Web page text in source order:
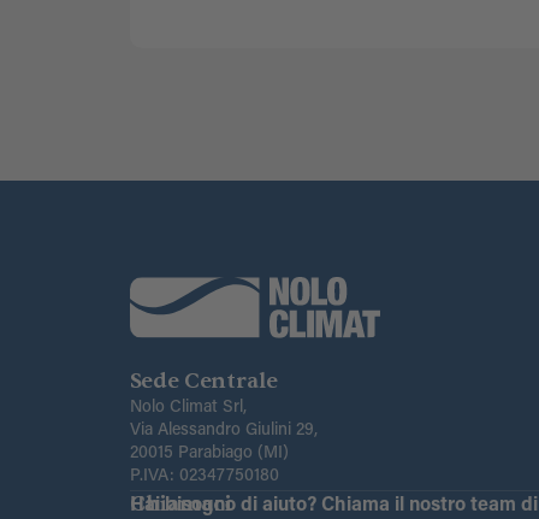
Sede Centrale
Nolo Climat Srl,
Via Alessandro Giulini 29,
20015 Parabiago (MI)
P.IVA: 02347750180
Chiamaci
Hai bisogno di aiuto?Chiama il nostro team di